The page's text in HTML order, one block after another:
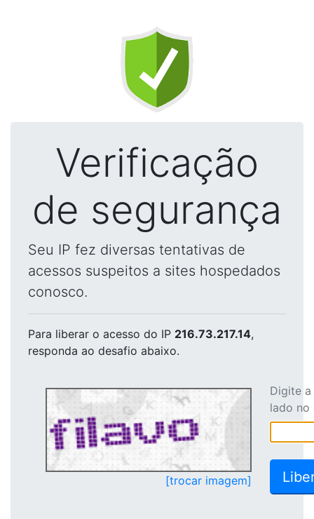
Verificação
de segurança
Seu IP fez diversas tentativas de
acessos suspeitos a sites hospedados
conosco.
Para liberar o acesso do IP 216.73.217.14,
responda ao desafio abaixo.
[trocar imagem]
Digite
lado no